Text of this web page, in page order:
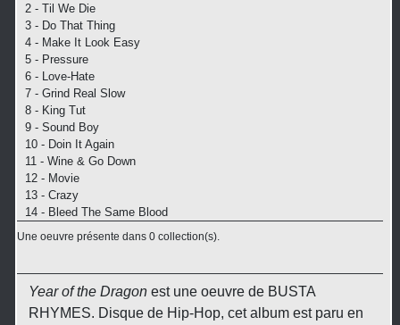
2 - Til We Die
3 - Do That Thing
4 - Make It Look Easy
5 - Pressure
6 - Love-Hate
7 - Grind Real Slow
8 - King Tut
9 - Sound Boy
10 - Doin It Again
11 - Wine & Go Down
12 - Movie
13 - Crazy
14 - Bleed The Same Blood
Une oeuvre présente dans 0 collection(s).
Year of the Dragonest une oeuvre de BUSTA
RHYMES. Disque de Hip-Hop, cet album est paru en